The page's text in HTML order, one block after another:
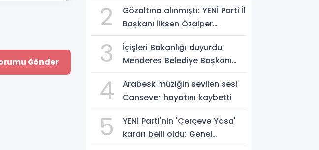
2
Gözaltına alınmıştı: YENİ Parti İl
Başkanı İlksen Özalper
3
İçişleri Bakanlığı duyurdu:
Menderes Belediye Başkanı
4
Arabesk müziğin sevilen sesi
Cansever hayatını kaybetti
5
YENİ Parti'nin 'Çerçeve Yasa'
kararı belli oldu: Genel